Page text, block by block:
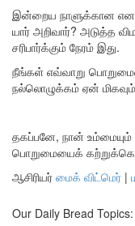
இன்றைய நாளுக்கான
யார் அறிவார்? அடுத்த
சரிபார்க்கும் நேரம் இது.
நீங்கள் எவ்வாறு
நல்லொழுக்கம் ஏன்
தகப்பனே, நான் உம்மையும்
பொறுமையைக்
ஆசிரியர் மைக் விட்மெர் |
Our Daily Bread Topics: